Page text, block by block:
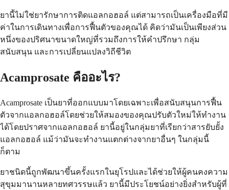
ยานี้ไม่ใช่ยารักษาการติดแอลกอฮอล์ แต่สามารถเป็นเครื่องมือที่มี
ค่าในการเดินทางเพื่อการฟื้นตัวของคุณได้ คิดว่ามันเป็นเพียงส่วน
หนึ่งของปริศนาขนาดใหญ่ที่รวมถึงการให้คำปรึกษา กลุ่ม
สนับสนุน และการเปลี่ยนแปลงวิถีชีวิต
Acamprosate คืออะไร?
Acamprosate เป็นยาที่ออกแบบมาโดยเฉพาะเพื่อสนับสนุนการฟื้น
ตัวจากแอลกอฮอล์โดยช่วยให้สมองของคุณปรับตัวใหม่ให้ทำงาน
ได้โดยปราศจากแอลกอฮอล์ ยานี้อยู่ในกลุ่มยาที่เรียกว่าสารยับยั้ง
แอลกอฮอล์ แม้ว่ามันจะทำงานแตกต่างจากยาอื่นๆ ในกลุ่มนี้
ก็ตาม
ยาชนิดนี้ถูกพัฒนาขึ้นครั้งแรกในยุโรปและได้ช่วยให้ผู้คนคงความ
สุขุมมานานหลายทศวรรษแล้ว ยานี้มีประโยชน์อย่างยิ่งสำหรับผู้ที่